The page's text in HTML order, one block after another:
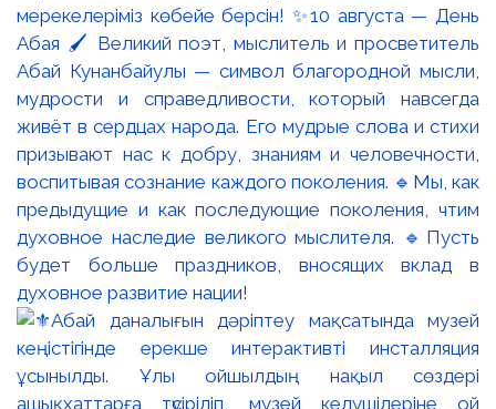
мерекелеріміз көбейе берсін! ✨10 августа — День
Абая 🖌️ Великий поэт, мыслитель и просветитель
Абай Кунанбайулы — символ благородной мысли,
мудрости и справедливости, который навсегда
живёт в сердцах народа. Его мудрые слова и стихи
призывают нас к добру, знаниям и человечности,
воспитывая сознание каждого поколения. 🔹Мы, как
предыдущие и как последующие поколения, чтим
духовное наследие великого мыслителя. 🔹Пусть
будет больше праздников, вносящих вклад в
духовное развитие нации!